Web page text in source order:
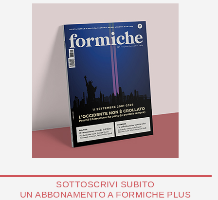
SOTTOSCRIVI SUBITO
UN ABBONAMENTO A FORMICHE PLUS